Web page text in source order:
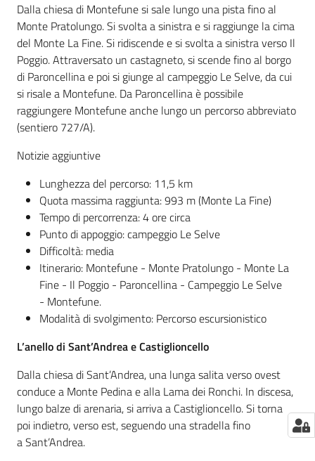
Dalla chiesa di Montefune si sale lungo una pista fino al
Monte Pratolungo. Si svolta a sinistra e si raggiunge la cima
del Monte La Fine. Si ridiscende e si svolta a sinistra verso Il
Poggio. Attraversato un castagneto, si scende fino al borgo
di Paroncellina e poi si giunge al campeggio Le Selve, da cui
si risale a Montefune. Da Paroncellina è possibile
raggiungere Montefune anche lungo un percorso abbreviato
(sentiero 727/A).
Notizie aggiuntive
Lunghezza del percorso: 11,5 km
Quota massima raggiunta: 993 m (Monte La Fine)
Tempo di percorrenza: 4 ore circa
Punto di appoggio: campeggio Le Selve
Difficoltà: media
Itinerario: Montefune - Monte Pratolungo - Monte La
Fine - Il Poggio - Paroncellina - Campeggio Le Selve
- Montefune.
Modalità di svolgimento: Percorso escursionistico
L’anello di Sant’Andrea e Castiglioncello
Dalla chiesa di Sant’Andrea, una lunga salita verso ovest
conduce a Monte Pedina e alla Lama dei Ronchi. In discesa,
lungo balze di arenaria, si arriva a Castiglioncello. Si torna
poi indietro, verso est, seguendo una stradella fino
a Sant’Andrea.